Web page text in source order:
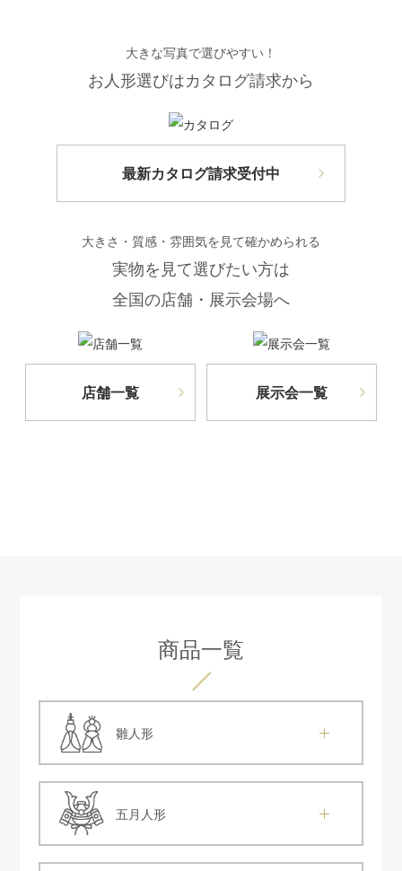
大きな写真で選びやすい！
お人形選びはカタログ請求から
最新カタログ請求受付中
大きさ・質感・雰囲気を見て確かめられる
実物を見て選びたい方は
全国の店舗・展示会場へ
店舗一覧 展示会一覧
商品一覧
雛人形
五月人形